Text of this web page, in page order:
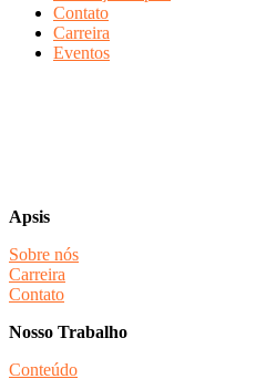
Contato
Carreira
Eventos
Apsis
Sobre nós
Carreira
Contato
Nosso Trabalho
Conteúdo